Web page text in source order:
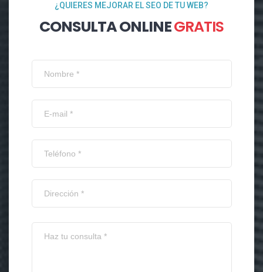
¿QUIERES MEJORAR EL SEO DE TU WEB?
CONSULTA ONLINEGRATIS